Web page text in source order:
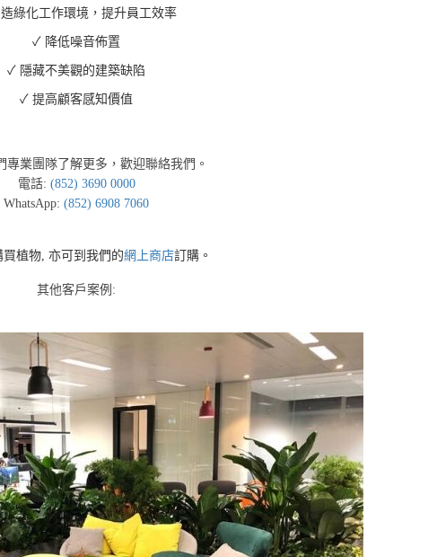
綠化工作環境，提升員工效率
✓ 降低噪音佈置
✓ 隱藏不美觀的建築缺陷
✓ 提高顧客感知價值
專業團隊了解更多 ， 歡迎聯絡我們。
電話: (852) 3690 0000
WhatsApp: (852) 6908 7060
植物, 亦可到我們的網上商店訂購。
其他客戶案例: